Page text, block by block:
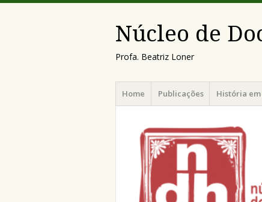
Núcleo de
Profa. Beatriz Loner
Menu
Pular
para
conteúdo
Home Publicações História em